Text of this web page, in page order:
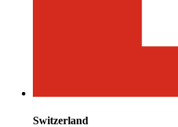
Switzerland